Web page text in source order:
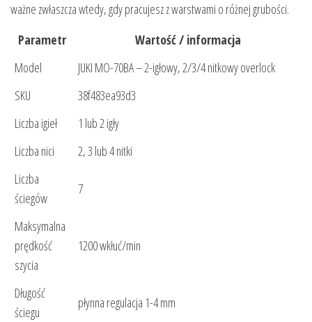
ważne zwłaszcza wtedy, gdy pracujesz z warstwami o różnej grubości.
Parametr
Wartość / informacja
Model
JUKI MO-70BA – 2-igłowy, 2/3/4 nitkowy overlock
SKU
38f483ea93d3
Liczba igieł
1 lub 2 igły
Liczba nici
2, 3 lub 4 nitki
Liczba
ściegów
7
Maksymalna
prędkość
szycia
1200 wkłuć/min
Długość
ściegu
płynna regulacja 1-4 mm